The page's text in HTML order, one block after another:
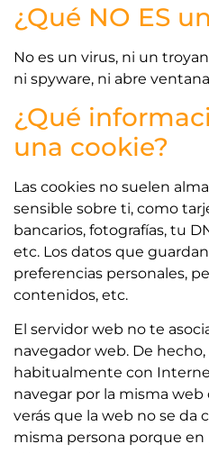
¿Qué NO ES
No es un virus, ni un
ni spyware, ni abre
¿Qué
una cookie?
Las cookies no suelen
sensible sobre ti, como
bancarios, fotografías, tu
etc. Los datos que
preferencias personales,
contenidos, etc.
El servidor web no te
navegador web. De hecho,
habitualmente con
navegar por la misma web
verás que la web no se da
misma persona porque en